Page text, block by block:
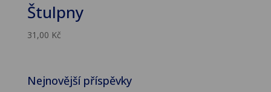
Štulpny
31,00 Kč
Nejnovější příspěvky